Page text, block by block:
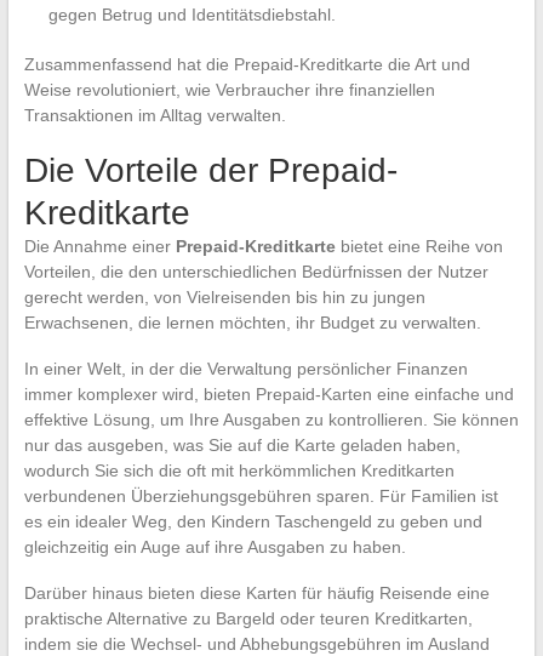
gegen Betrug und Identitätsdiebstahl.
Zusammenfassend hat die Prepaid-Kreditkarte die Art und
Weise revolutioniert, wie Verbraucher ihre finanziellen
Transaktionen im Alltag verwalten.
Die Vorteile der Prepaid-
Kreditkarte
Die Annahme einer Prepaid-Kreditkartebietet eine Reihe von
Vorteilen, die den unterschiedlichen Bedürfnissen der Nutzer
gerecht werden, von Vielreisenden bis hin zu jungen
Erwachsenen, die lernen möchten, ihr Budget zu verwalten.
In einer Welt, in der die Verwaltung persönlicher Finanzen
immer komplexer wird, bieten Prepaid-Karten eine einfache und
effektive Lösung, um Ihre Ausgaben zu kontrollieren. Sie können
nur das ausgeben, was Sie auf die Karte geladen haben,
wodurch Sie sich die oft mit herkömmlichen Kreditkarten
verbundenen Überziehungsgebühren sparen. Für Familien ist
es ein idealer Weg, den Kindern Taschengeld zu geben und
gleichzeitig ein Auge auf ihre Ausgaben zu haben.
Darüber hinaus bieten diese Karten für häufig Reisende eine
praktische Alternative zu Bargeld oder teuren Kreditkarten,
indem sie die Wechsel- und Abhebungsgebühren im Ausland